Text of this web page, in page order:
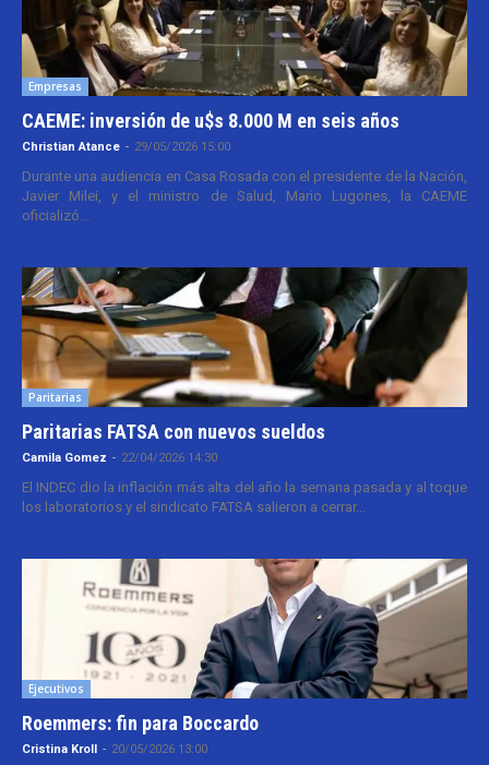
Empresas
CAEME: inversión de u$s 8.000 M en seis años
Christian Atance - 29/05/2026 15:00
Durante una audiencia en Casa Rosada con el presidente de la Nación,
Javier Milei, y el ministro de Salud, Mario Lugones, la CAEME
oficializó...
Paritarias
Paritarias FATSA con nuevos sueldos
Camila Gomez - 22/04/2026 14:30
El INDEC dio la inflación más alta del año la semana pasada y al toque
los laboratorios y el sindicato FATSA salieron a cerrar...
Ejecutivos
Roemmers: fin para Boccardo
Cristina Kroll - 20/05/2026 13:00